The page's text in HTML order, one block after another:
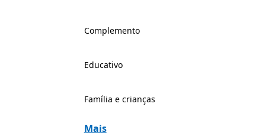
Complemento
Educativo
Família e crianças
Mais